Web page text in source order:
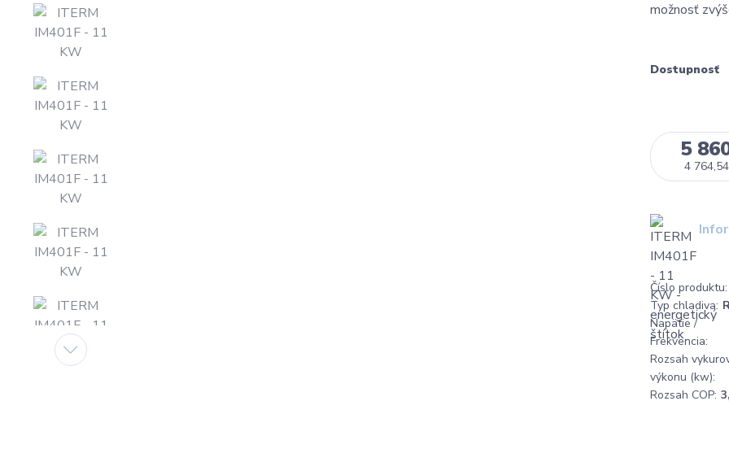
možnosť
Dostupnosť
5
4
Číslo produktu:
Typ chladiva:
Napätie /
Frekvencia:
Rozsah
výkonu (kw):
Rozsah COP: